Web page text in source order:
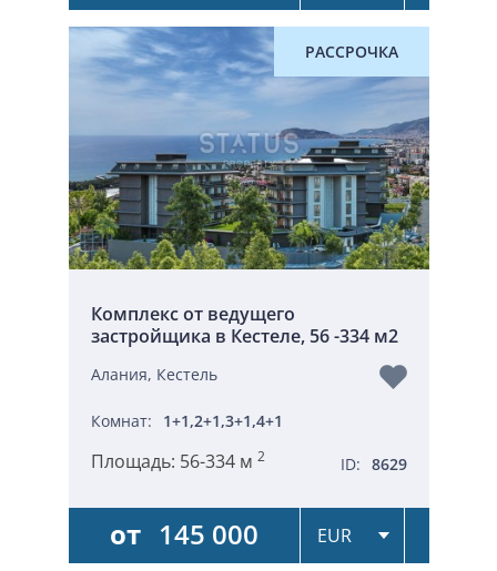
РАССРОЧКА
Комплекс от ведущего
застройщика в Кестеле, 56 -334 м2
Алания, Кестель
Комнат: 1+1,2+1,3+1,4+1
Площадь: 56-334 м 2 ID: 8629
от 145 000